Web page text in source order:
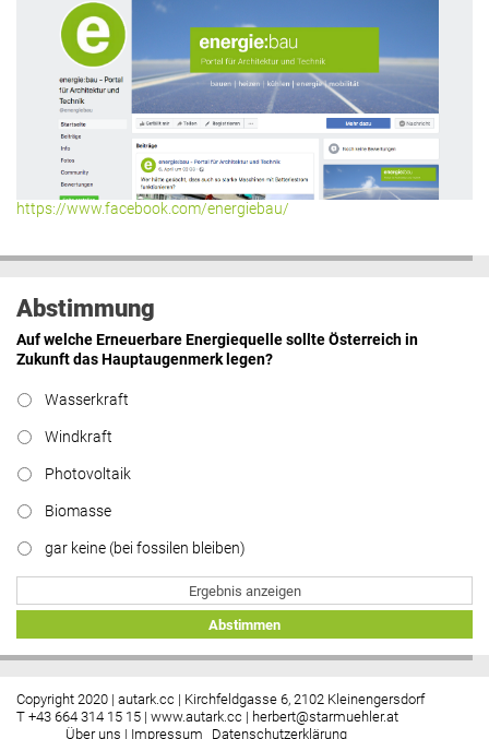
https://www.facebook.com/energiebau/
Abstimmung
Auf welche Erneuerbare Energiequelle sollte Österreich in
Zukunft das Hauptaugenmerk legen?
Wasserkraft
Windkraft
Photovoltaik
Biomasse
gar keine (bei fossilen bleiben)
Ergebnis anzeigen
Abstimmen
Copyright 2020 | autark.cc | Kirchfeldgasse 6, 2102 Kleinengersdorf
T +43 664 314 15 15 | www.autark.cc | herbert@starmuehler.at
Über uns | Impressum Datenschutzerklärung